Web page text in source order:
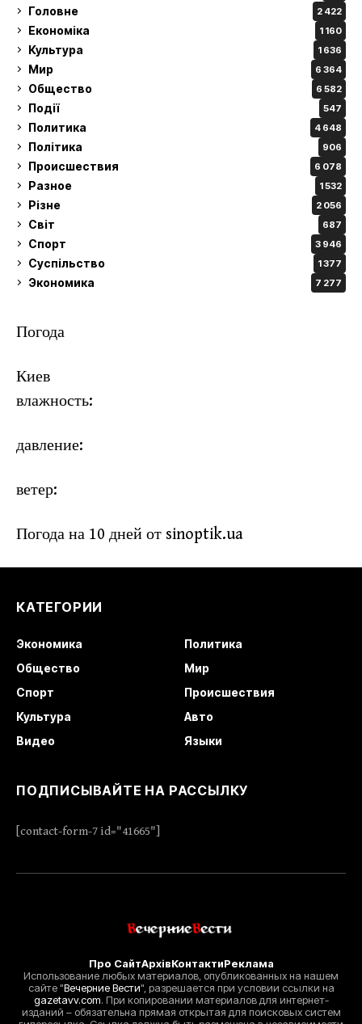
Головне 2 422
Економіка 1 160
Культура 1 636
Мир 6 364
Общество 6 582
Події 547
Политика 4 648
Політика 906
Происшествия 6 078
Разное 1 532
Різне 2 056
Світ 687
Спорт 3 946
Суспільство 1 377
Экономика 7 277
Погода
Киев
влажность:
давление:
ветер:
Погода на 10 дней от sinoptik.ua
КАТЕГОРИИ
Экономика
Политика
Общество
Мир
Спорт
Происшествия
Культура
Авто
Видео
Языки
ПОДПИСЫВАЙТЕ НА РАССЫЛКУ
[contact-form-7 id="41665"]
Про СайтАрхівКонтактиРеклама
Использование любых материалов, опубликованных на нашем
сайте "Вечерние Вести", разрешается при условии ссылки на
gazetavv.com. При копировании материалов для интернет-
изданий – обязательна прямая открытая для поисковых систем